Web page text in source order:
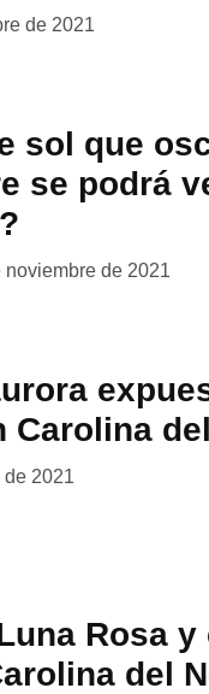
de 2021
sol que
se podrá
noviembre de 2021
Carolina
de 2021
Rosa y
del